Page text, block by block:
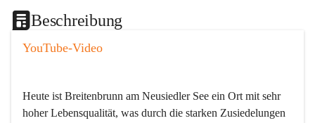
Beschreibung
YouTube-Video
Heute ist Breitenbrunn am Neusiedler See ein Ort mit sehr
hoher Lebensqualität, was durch die starken Zusiedelungen